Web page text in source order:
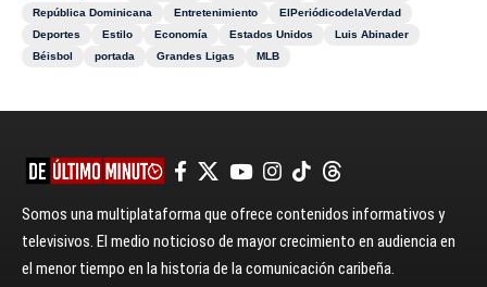
República Dominicana
Entretenimiento
ElPeriódicodelaVerdad
Deportes
Estilo Economía Estados Unidos
Luis Abinader
Béisbol
portada Grandes Ligas MLB
Somos una multiplataforma que ofrece contenidos informativos y
televisivos. El medio noticioso de mayor crecimiento en audiencia en
el menor tiempo en la historia de la comunicación caribeña.